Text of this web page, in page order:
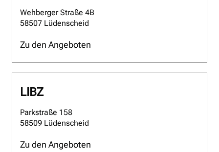
Wehberger Straße 4B
58507 Lüdenscheid
Zu den Angeboten
LIBZ
Parkstraße 158
58509 Lüdenscheid
Zu den Angeboten